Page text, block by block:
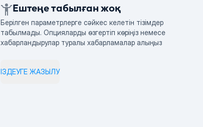
Ештеңе табылған жоқ
Берілген параметрлерге сәйкес келетін тізімдер
табылмады. Опцияларды өзгертіп көріңіз немесе
хабарландырулар туралы хабарламалар алыңыз
ІЗДЕУГЕ ЖАЗЫЛУ